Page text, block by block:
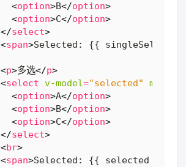
<option>B</option>
<option>C</option>
</select>
<span>Selected: {{
<p>多选</p>
<select v-model="selected"
<option>A</option>
<option>B</option>
<option>C</option>
</select>
<br>
<span>Selected: {{ selected }}